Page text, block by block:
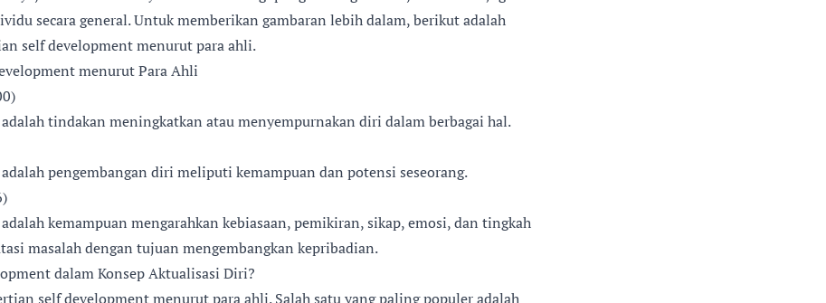
secara general. Untuk memberikan gambaran lebih dalam, berikut adalah
self development menurut para ahli.
menurut Para Ahli
tindakan meningkatkan atau menyempurnakan diri dalam berbagai hal.
pengembangan diri meliputi kemampuan dan potensi seseorang.
kemampuan mengarahkan kebiasaan, pemikiran, sikap, emosi, dan tingkah
masalah dengan tujuan mengembangkan kepribadian.
dalam Konsep Aktualisasi Diri?
self development menurut para ahli. Salah satu yang paling populer adalah